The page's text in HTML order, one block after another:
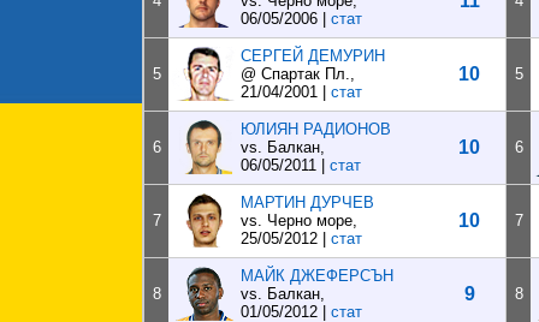
06/05/2006 |
стат
5
СЕРГЕЙ ДЕМУРИН
@ Спартак Пл.,
21/04/2001 |
стат
10 5
6
ЮЛИЯН РАДИОНОВ
vs. Балкан,
06/05/2011 |
стат
10 6
7
МАРТИН ДУРЧЕВ
vs. Черно море,
25/05/2012 |
стат
10 7
8
МАЙК ДЖЕФЕРСЪН
vs. Балкан,
01/05/2012 |
стат
9 8